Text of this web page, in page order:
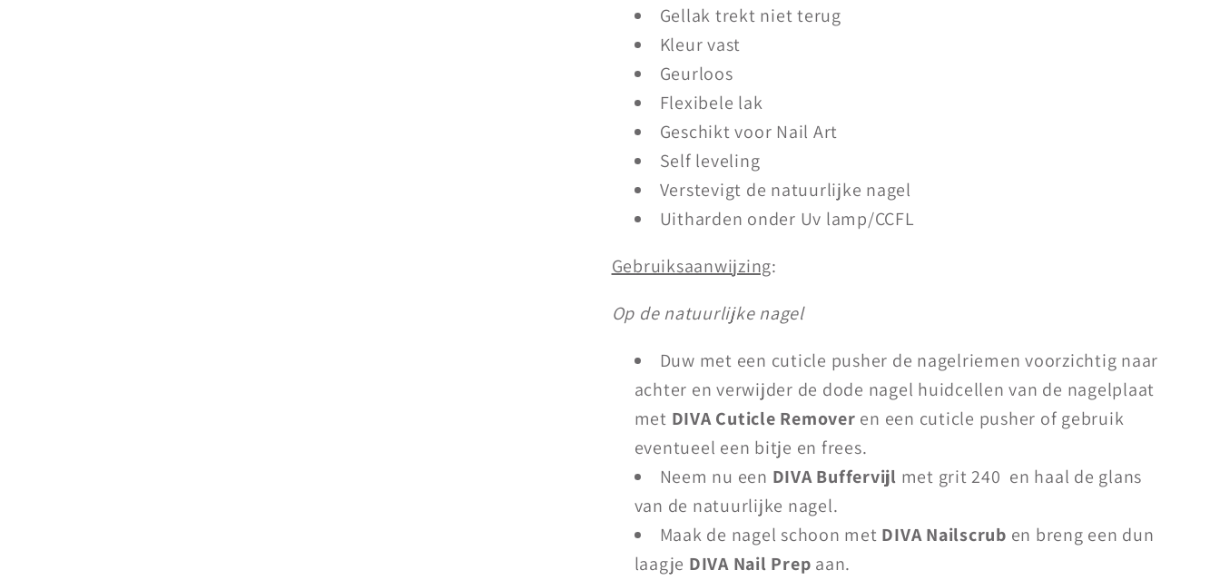
Gellak trekt niet terug
Kleur vast
Geurloos
Flexibele lak
Geschikt voor Nail Art
Self leveling
Verstevigt de natuurlijke nagel
Uitharden onder Uv lamp/CCFL
Gebruiksaanwijzing:
Op de natuurlijke nagel
Duw met een cuticle pusher de nagelriemen voorzichtig naar
achter en verwijder de dode nagel huidcellen van de nagelplaat
met DIVA Cuticle Remover en een cuticle pusher of gebruik
eventueel een bitje en frees.
Neem nu een DIVA Buffervijl met grit 240 en haal de glans
van de natuurlijke nagel.
Maak de nagel schoon met DIVA Nailscrub en breng een dun
laagje DIVA Nail Prep aan.